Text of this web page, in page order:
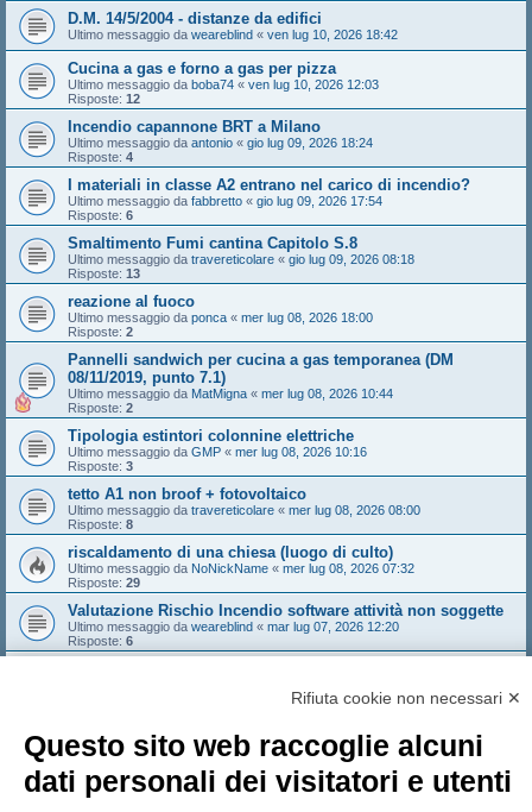
D.M. 14/5/2004 - distanze da edifici
Ultimo messaggio da weareblind « ven lug 10, 2026 18:42
Cucina a gas e forno a gas per pizza
Ultimo messaggio da boba74 « ven lug 10, 2026 12:03
Risposte: 12
Incendio capannone BRT a Milano
Ultimo messaggio da antonio « gio lug 09, 2026 18:24
Risposte: 4
I materiali in classe A2 entrano nel carico di incendio?
Ultimo messaggio da fabbretto « gio lug 09, 2026 17:54
Risposte: 6
Smaltimento Fumi cantina Capitolo S.8
Ultimo messaggio da travereticolare « gio lug 09, 2026 08:18
Risposte: 13
reazione al fuoco
Ultimo messaggio da ponca « mer lug 08, 2026 18:00
Risposte: 2
Pannelli sandwich per cucina a gas temporanea (DM
08/11/2019, punto 7.1)
Ultimo messaggio da MatMigna « mer lug 08, 2026 10:44
Risposte: 2
Tipologia estintori colonnine elettriche
Ultimo messaggio da GMP « mer lug 08, 2026 10:16
Risposte: 3
tetto A1 non broof + fotovoltaico
Ultimo messaggio da travereticolare « mer lug 08, 2026 08:00
Risposte: 8
riscaldamento di una chiesa (luogo di culto)
Ultimo messaggio da NoNickName « mer lug 08, 2026 07:32
Risposte: 29
Valutazione Rischio Incendio software attività non soggette
Ultimo messaggio da weareblind « mar lug 07, 2026 12:20
Risposte: 6
Nuovo argomento
Pagina di 156
1 2 3 4 5 … 156 Prossimo
Rifiuta cookie non necessari ✕
Questo sito web raccoglie alcuni
dati personali dei visitatori e utenti